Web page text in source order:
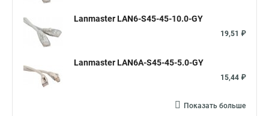
Lanmaster LAN6-S45-45-10.0-GY
19,51 ₽
Lanmaster LAN6A-S45-45-5.0-GY
15,44 ₽
Показать больше